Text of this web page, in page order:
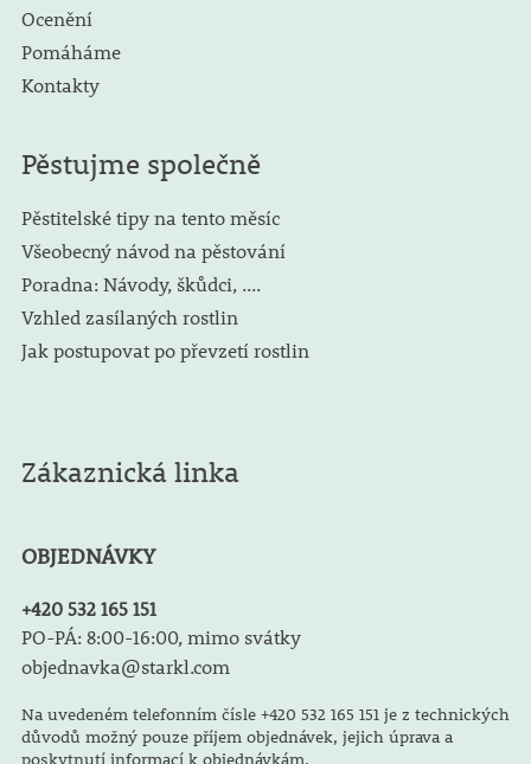
Ocenění
Pomáháme
Kontakty
Pěstujme společně
Pěstitelské tipy na tento měsíc
Všeobecný návod na pěstování
Poradna: Návody, škůdci, ....
Vzhled zasílaných rostlin
Jak postupovat po převzetí rostlin
Zákaznická linka
OBJEDNÁVKY
+420 532 165 151
PO-PÁ: 8:00-16:00, mimo svátky
objednavka@starkl.com
Na uvedeném telefonním čísle +420 532 165 151 je z technických
důvodů možný pouze příjem objednávek, jejich úprava a
poskytnutí informací k objednávkám.